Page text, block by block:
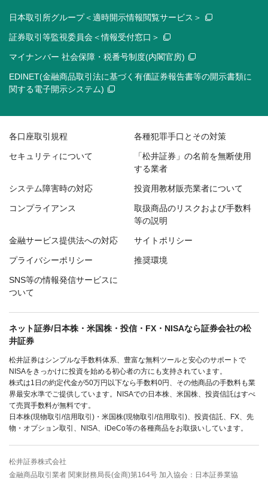
日本取引所グループ＜適時開示情報閲覧サービス＞
証券取引等監視委員会＜情報受付窓口＞
マイナンバー 社会保障・税番号制度(内閣官房)
EDINET(金融商品取引法に基づく有価証券報告書等の開示書類に
関する電子開示システム)
各口座取引規程 各種犯罪手口とその対策
セキュリティについて
「松井証券」の名前を無断使用
する業者
システム障害時の対応 投資用教材販売業者について
コンプライアンス
取扱商品のリスクおよび手数料
等の説明
金融サービス提供法への対応 サイトポリシー
プライバシーポリシー 推奨環境
SNS等の情報発信サービスに
ついて
ネット証券/日本株・米国株・投信・FX・NISAなら証券会社の松
井証券
松井証券はシンプルな手数料体系、豊富な無料ツールと安心のサポートで
NISAをきっかけに投資を始める初心者の方にも支持されています。
株式は1日の約定代金が50万円以下なら手数料0円、その他商品の手数料も業
界最安水準でご提供しています。NISAでの日本株、米国株、投資信託はすべ
て売買手数料が無料です。
日本株(現物取引/信用取引)・米国株(現物取引/信用取引)、投資信託、FX、先
物・オプション取引、NISA、iDeCo等の各種商品をお取扱いしています。
松井証券株式会社
金融商品取引業者 関東財務局長(金商)第164号 加入協会：日本証券業協